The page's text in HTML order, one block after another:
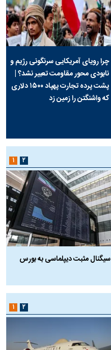
چرا رویای آمریکایی سرنگونی رژیم و
نابودی محور مقاومت تعبیر نشد؟ |
پشت پرده تجارت پهپاد‌ ۱۵۰۰ دلاری
که واشنگتن را زمین زد
سیگنال مثبت دیپلماسی به بورس
۱ ۲
۱ ۲